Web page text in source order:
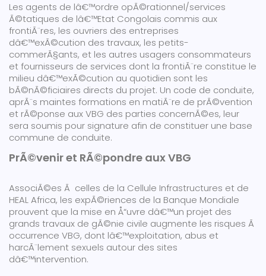
Les agents de lâ€™ordre opÃ©rationnel/services
Ã©tatiques de lâ€™Etat Congolais commis aux
frontiÃ¨res, les ouvriers des entreprises
dâ€™exÃ©cution des travaux, les petits-
commerÃ§ants, et les autres usagers consommateurs
et fournisseurs de services dont la frontiÃ¨re constitue le
milieu dâ€™exÃ©cution au quotidien sont les
bÃ©nÃ©ficiaires directs du projet. Un code de conduite,
aprÃ¨s maintes formations en matiÃ¨re de prÃ©vention
et rÃ©ponse aux VBG des parties concernÃ©es, leur
sera soumis pour signature afin de constituer une base
commune de conduite.
PrÃ©venir et RÃ©pondre aux VBG
AssociÃ©es Ã celles de la Cellule Infrastructures et de
HEAL Africa, les expÃ©riences de la Banque Mondiale
prouvent que la mise en Å“uvre dâ€™un projet des
grands travaux de gÃ©nie civile augmente les risques Ã
occurrence VBG, dont lâ€™exploitation, abus et
harcÃ¨lement sexuels autour des sites
dâ€™intervention.